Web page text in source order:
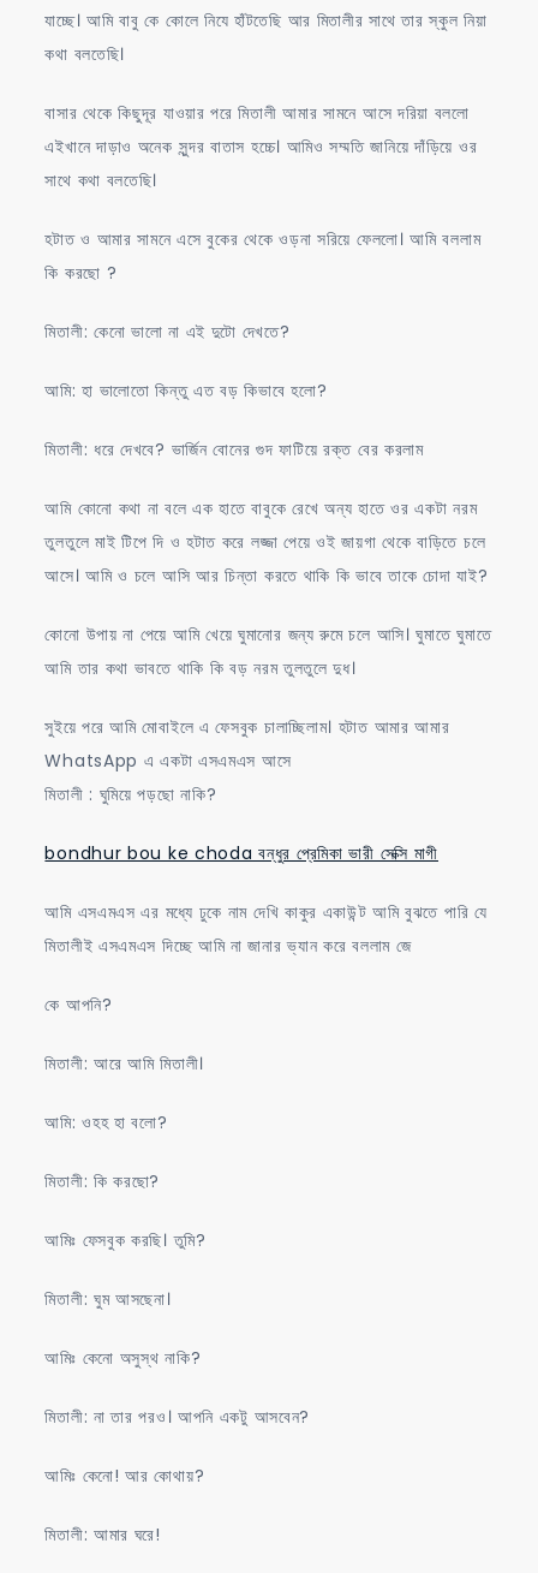
যাচ্ছে। আমি বাবু কে কোলে নিযে হাঁটতেছি আর মিতালীর সাথে তার স্কুল নিয়া
কথা বলতেছি।
বাসার থেকে কিছুদূর যাওয়ার পরে মিতালী আমার সামনে আসে দরিয়া বললো
এইখানে দাড়াও অনেক সুন্দর বাতাস হচ্চে। আমিও সম্মতি জানিয়ে দাঁড়িয়ে ওর
সাথে কথা বলতেছি।
হটাত ও আমার সামনে এসে বুকের থেকে ওড়না সরিয়ে ফেললো। আমি বললাম
কি করছো ?
মিতালী: কেনো ভালো না এই দুটো দেখতে?
আমি: হা ভালোতো কিন্তু এত বড় কিভাবে হলো?
মিতালী: ধরে দেখবে? ভার্জিন বোনের গুদ ফাটিয়ে রক্ত বের করলাম
আমি কোনো কথা না বলে এক হাতে বাবুকে রেখে অন্য হাতে ওর একটা নরম
তুলতুলে মাই টিপে দি ও হটাত করে লজ্জা পেয়ে ওই জায়গা থেকে বাড়িতে চলে
আসে। আমি ও চলে আসি আর চিন্তা করতে থাকি কি ভাবে তাকে চোদা যাই?
কোনো উপায় না পেয়ে আমি খেয়ে ঘুমানোর জন্য রুমে চলে আসি। ঘুমাতে ঘুমাতে
আমি তার কথা ভাবতে থাকি কি বড় নরম তুলতুলে দুধ।
সুইয়ে পরে আমি মোবাইলে এ ফেসবুক চালাচ্ছিলাম। হটাত আমার আমার
WhatsApp এ একটা এসএমএস আসে
মিতালী : ঘুমিয়ে পড়ছো নাকি?
bondhur bou ke choda বন্ধুর প্রেমিকা ভারী সেক্সি মাগী
আমি এসএমএস এর মধ্যে ঢুকে নাম দেখি কাকুর একাউন্ট আমি বুঝতে পারি যে
মিতালীই এসএমএস দিচ্ছে আমি না জানার ভ্যান করে বললাম জে
কে আপনি?
মিতালী: আরে আমি মিতালী।
আমি: ওহহ হা বলো?
মিতালী: কি করছো?
আমিঃ ফেসবুক করছি। তুমি?
মিতালী: ঘুম আসছেনা।
আমিঃ কেনো অসুস্থ নাকি?
মিতালী: না তার পরও। আপনি একটু আসবেন?
আমিঃ কেনো! আর কোথায়?
মিতালী: আমার ঘরে!